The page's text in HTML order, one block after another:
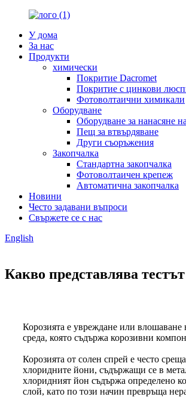
У дома
За нас
Продукти
химически
Покритие Dacromet
Покритие с цинкови
Фотоволтаични химикали
Оборудване
Оборудване за нанасяне
Пещ за втвърдяване
Други съоръжения
Закопчалка
Стандартна закопчалка
Фотоволтаичен крепеж
Автоматична закопчалка
Новини
Често задавани въпроси
Свържете се с нас
English
Какво представлява
Корозията е увреждане или влошаване
среда, която съдържа корозивни
Корозията от солен спрей е често
хлоридните йони, съдържащи се в
хлоридният йон съдържа определено
слой, като по този начин превръща